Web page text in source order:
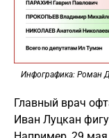
Инфографика: Роман
Главный врач
Иван Луцкан